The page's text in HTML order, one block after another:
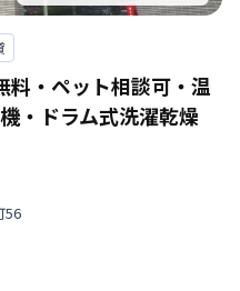
料・ペット相談可・温
・ドラム式洗濯乾燥
56